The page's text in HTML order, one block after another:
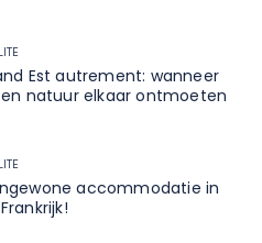
Est autrement: wanneer
natuur elkaar ontmoeten
accommodatie in